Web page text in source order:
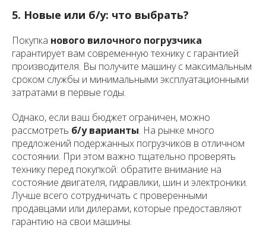
5. Новые или б/у: что выбрать?
Покупка нового вилочного погрузчика
гарантирует вам современную технику с гарантией
производителя. Вы получите машину с максимальным
сроком службы и минимальными эксплуатационными
затратами в первые годы.
Однако, если ваш бюджет ограничен, можно
рассмотреть б/у варианты. На рынке много
предложений подержанных погрузчиков в отличном
состоянии. При этом важно тщательно проверять
технику перед покупкой: обратите внимание на
состояние двигателя, гидравлики, шин и электроники.
Лучше всего сотрудничать с проверенными
продавцами или дилерами, которые предоставляют
гарантию на свои машины.